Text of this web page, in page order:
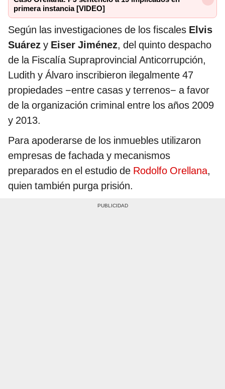
primera instancia [VIDEO]
Según las investigaciones de los fiscales Elvis
Suárez y Eiser Jiménez, del quinto despacho
de la Fiscalía Supraprovincial Anticorrupción,
Ludith y Álvaro inscribieron ilegalmente 47
propiedades −entre casas y terrenos− a favor
de la organización criminal entre los años 2009
y 2013.
Para apoderarse de los inmuebles utilizaron
empresas de fachada y mecanismos
preparados en el estudio de Rodolfo Orellana,
quien también purga prisión.